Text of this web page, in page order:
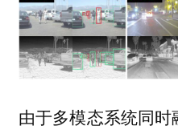
由于多模态系统同